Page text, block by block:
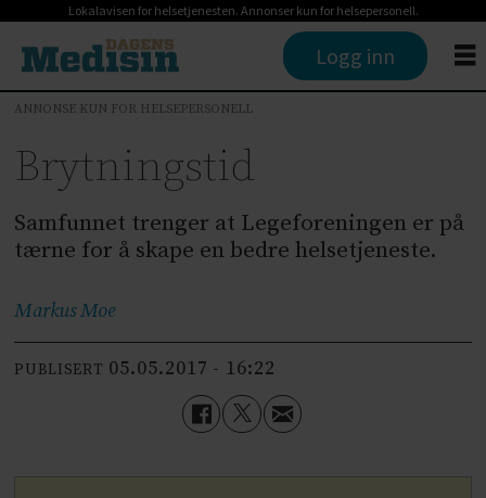
Lokalavisen for helsetjenesten. Annonser kun for helsepersonell.
Logg inn
ANNONSE KUN FOR HELSEPERSONELL
Brytningstid
Samfunnet trenger at Legeforeningen er på
tærne for å skape en bedre helsetjeneste.
MarkusMoe
PUBLISERT 05.05.2017 - 16:22